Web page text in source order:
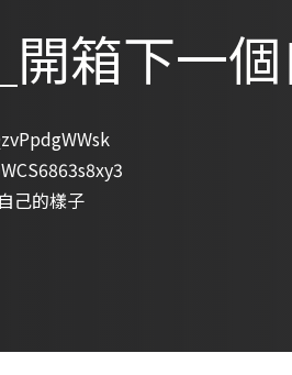
箱下一
己的樣子